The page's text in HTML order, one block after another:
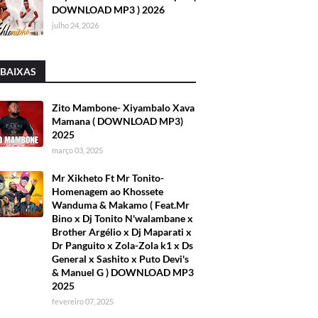
DOWNLOAD MP3 ) 2026
julho 24, 2026
Zito Mambone- Xiyambalo Xava
Mamana ( DOWNLOAD MP3)
2025
março 03, 2025
Mr Xikheto Ft Mr Tonito-
Homenagem ao Khossete
Wanduma & Makamo ( Feat.Mr
Bino x Dj Tonito N'walambane x
Brother Argélio x Dj Maparati x
Dr Panguito x Zola-Zola k1 x Ds
General x Sashito x Puto Devi's
& Manuel G ) DOWNLOAD MP3
2025
fevereiro 07, 2025